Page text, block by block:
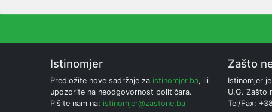
Istinomjer
Predložite nove sadržaje za istinomjer.ba, ili
upozorite na neodgovornost političara.
Pišite nam na: istinomjer@zastone.ba
Zašto
Istinomjer
U.G. Zašto
Tel/Fax: